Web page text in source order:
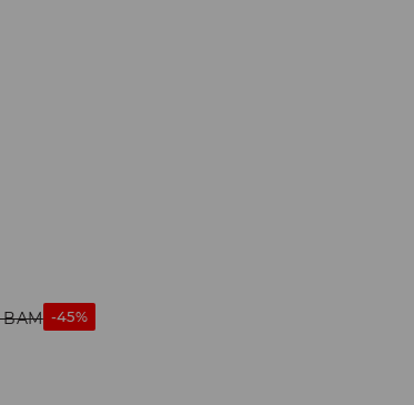
BAM -45%